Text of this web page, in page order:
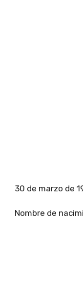
30 de marzo de
Nombre de